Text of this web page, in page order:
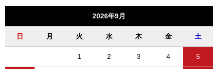
2026年9月
日 月 火 水 木 金 土
1 2 3 4 5